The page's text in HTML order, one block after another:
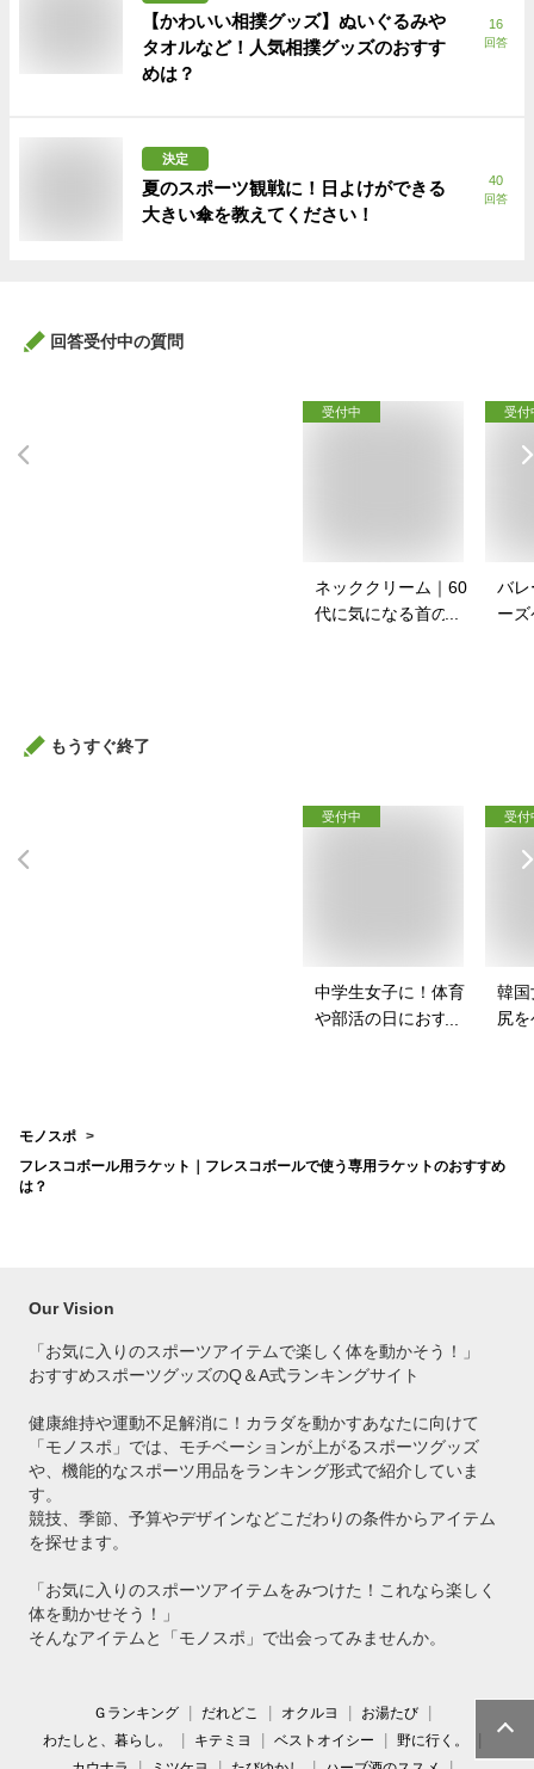
【かわいい相撲グッズ】ぬいぐるみや
タオルなど！人気相撲グッズのおすす
めは？
16
回答
決定
夏のスポーツ観戦に！日よけができる
大きい傘を教えてください！
40
回答
回答受付中の質問
受付中
ネッククリーム｜60
代に気になる首のシ
受付
バレ
ー
もうすぐ終了
受付中
中学生女子に！体育
や部活の日におすす
受付
韓国
尻
モノスポ
フレスコボール用ラケット｜フレスコボールで使う専用ラケットのおすすめ
は？
Our Vision
「お気に入りのスポーツアイテムで楽しく体を動かそう！」
おすすめスポーツグッズのQ＆A式ランキングサイト
健康維持や運動不足解消に！カラダを動かすあなたに向けて
「モノスポ」では、モチベーションが上がるスポーツグッズ
や、機能的なスポーツ用品をランキング形式で紹介していま
す。
競技、季節、予算やデザインなどこだわりの条件からアイテム
を探せます。
「お気に入りのスポーツアイテムをみつけた！これなら楽しく
体を動かせそう！」
そんなアイテムと「モノスポ」で出会ってみませんか。
Ｇランキング だれどこ オクルヨ
お湯たび
わたしと、暮らし。
キテミヨ ベストオイシー
野に行く。